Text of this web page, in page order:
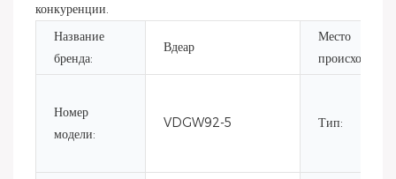
конкуренции.
Название
бренда:
Вдеар
Место
Номер
модели:
VDGW92-5 Тип: